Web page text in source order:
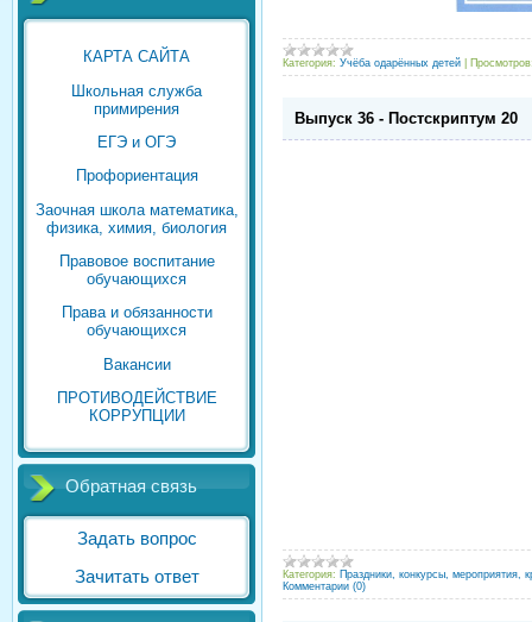
КАРТА САЙТА
Школьная служба
примирения
ЕГЭ и ОГЭ
Профориентация
Заочная школа математика,
физика, химия, биология
Правовое воспитание
обучающихся
Права и обязанности
обучающихся
Вакансии
ПРОТИВОДЕЙСТВИЕ
КОРРУПЦИИ
Обратная связь
Задать вопрос
Зачитать ответ
Категория: Учёба одарённых детей
Выпуск 36 - Постскриптум 20
Категория: Праздники, конкурсы, мероприятия,
Комментарии (0)